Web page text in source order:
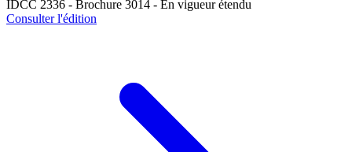
IDCC 2336 - Brochure 3014 - En vigueur étendu
Consulter l'édition